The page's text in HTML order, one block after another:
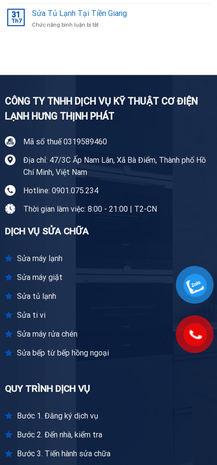
Ninh
Máy
Giặt
Tại
31
Th7
Sửa Tủ Lạnh Tại Tiền Giang
Chức năng bình luận bị tắtở
Giang
CÔNG TY TNHH DỊCH VỤ KỸ THUẬT CƠ ĐIỆN
LẠNH HƯNG THỊNH PHÁT
Mã số thuế 0319589460
Địa chỉ: 47/3C Ấp Nam Lân, Xã Bà Điểm, Thành phố Hồ
Chí Minh, Việt Nam
Hotline: 0901.075.234
Thời gian làm việc: 8:00 - 21:00 | T2-CN
DỊCH VỤ SỬA CHỮA
Sửa máy lạnh
Sửa máy giặt
Sửa tủ lạnh
Sửa ti vi
Sửa máy rửa chén
Sửa bếp từ bếp hồng ngoại
QUY TRÌNH DỊCH VỤ
Bước 1. Đăng ký dịch vụ
Bước 2. Đến nhà, kiểm tra
Bước 3. Tiến hành sửa chữa